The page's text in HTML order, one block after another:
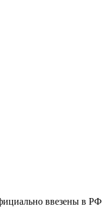
ввезены в РФ